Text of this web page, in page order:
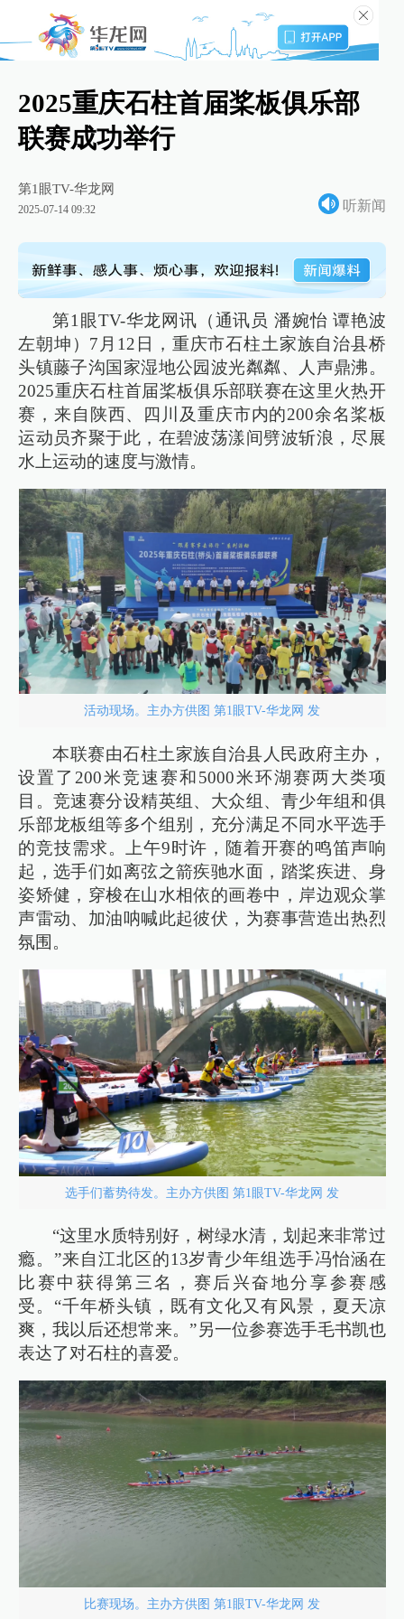
2025重庆石柱首届桨板俱乐部
联赛成功举行
第1眼TV-华龙网
2025-07-14 09:32 听新闻
第1眼TV-华龙网讯（通讯员 潘婉怡 谭艳波
左朝坤）7月12日，重庆市石柱土家族自治县桥
头镇藤子沟国家湿地公园波光粼粼、人声鼎沸。
2025重庆石柱首届桨板俱乐部联赛在这里火热开
赛，来自陕西、四川及重庆市内的200余名桨板
运动员齐聚于此，在碧波荡漾间劈波斩浪，尽展
水上运动的速度与激情。
活动现场。主办方供图 第1眼TV-华龙网 发
本联赛由石柱土家族自治县人民政府主办，
设置了200米竞速赛和5000米环湖赛两大类项
目。竞速赛分设精英组、大众组、青少年组和俱
乐部龙板组等多个组别，充分满足不同水平选手
的竞技需求。上午9时许，随着开赛的鸣笛声响
起，选手们如离弦之箭疾驰水面，踏桨疾进、身
姿矫健，穿梭在山水相依的画卷中，岸边观众掌
声雷动、加油呐喊此起彼伏，为赛事营造出热烈
氛围。
选手们蓄势待发。主办方供图 第1眼TV-华龙网 发
“这里水质特别好，树绿水清，划起来非常过
瘾。”来自江北区的13岁青少年组选手冯怡涵在
比赛中获得第三名，赛后兴奋地分享参赛感
受。“千年桥头镇，既有文化又有风景，夏天凉
爽，我以后还想常来。”另一位参赛选手毛书凯也
表达了对石柱的喜爱。
比赛现场。主办方供图 第1眼TV-华龙网 发